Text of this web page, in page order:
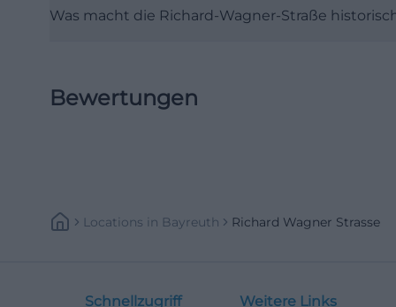
Warum ist die
man Bayreuths
und machte
Was macht die Richard-Wagner-Straße
Bewertungen
Locations In Bayreuth Richard Wagner Strasse
Schnellzugriff Weitere Links